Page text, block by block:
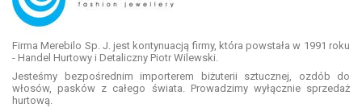
Firma Merebilo Sp. J. jest kontynuacją firmy, która powstała w 1991 roku
- Handel Hurtowy i Detaliczny Piotr Wilewski.
Jesteśmy bezpośrednim importerem biżuterii sztucznej, ozdób do
włosów, pasków z całego świata. Prowadzimy wyłącznie sprzedaż
hurtową.